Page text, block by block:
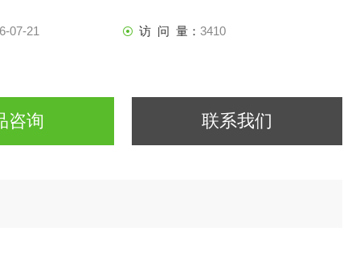
07-21 访 问 量： 3410
咨询 联系我们